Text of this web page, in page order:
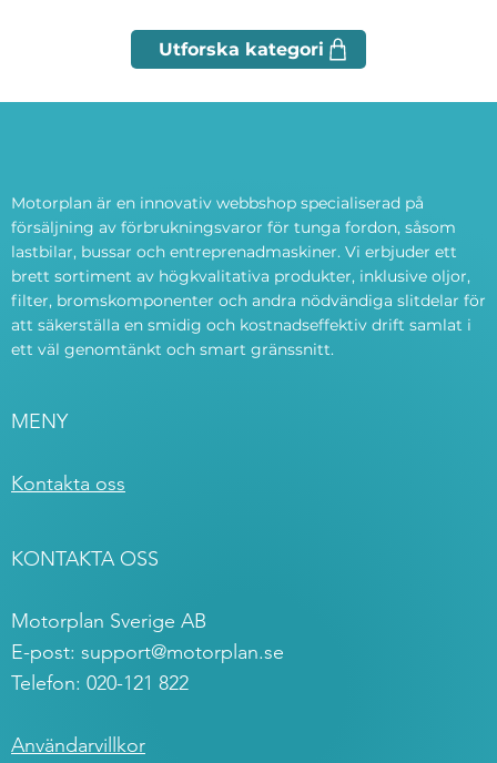
Motorplan är en innovativ webbshop specialiserad på
försäljning av förbrukningsvaror för tunga fordon, såsom
lastbilar, bussar och entreprenadmaskiner. Vi erbjuder ett
brett sortiment av högkvalitativa produkter, inklusive oljor,
filter, bromskomponenter och andra nödvändiga slitdelar för
att säkerställa en smidig och kostnadseffektiv drift samlat i
ett väl genomtänkt och smart gränssnitt.
MENY
Kontakta oss
KONTAKTA OSS
Motorplan Sverige AB
E-post: support@motorplan.se
Telefon: 020-121 822
Användarvillkor